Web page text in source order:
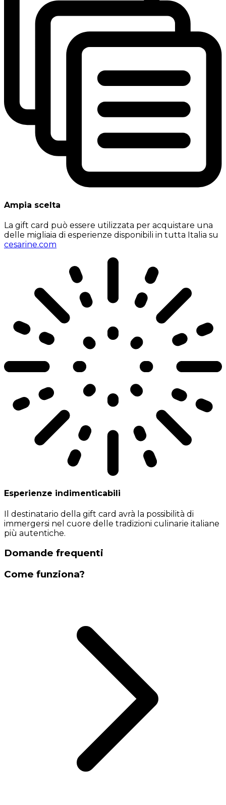
Ampia scelta
La gift card può essere utilizzata per acquistare una
delle migliaia di esperienze disponibili in tutta Italia su
cesarine.com
Esperienze indimenticabili
Il destinatario della gift card avrà la possibilità di
immergersi nel cuore delle tradizioni culinarie italiane
più autentiche.
Domande frequenti
Come funziona?